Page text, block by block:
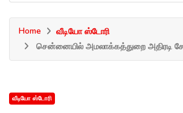
Home
வீடியோ ஸ்டோரி
சென்னையில் அமலாக்கத்துறை அதிரடி
வீடியோ ஸ்டோரி